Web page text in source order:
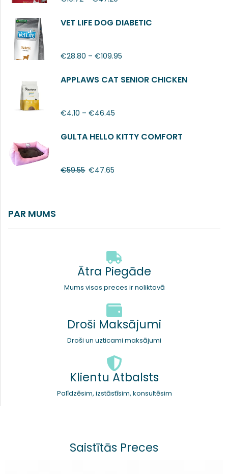
VET LIFE DOG DIABETIC
€28.80 – €109.95
APPLAWS CAT SENIOR CHICKEN
€4.10 – €46.45
GULTA HELLO KITTY COMFORT
€59.55 €47.65
PAR MUMS
Ātra Piegāde
Mums visas preces ir noliktavā
Droši Maksājumi
Droši un uzticami maksājumi
Klientu Atbalsts
Palīdzēsim, izstāstīsim, konsultēsim
Saistītās Preces